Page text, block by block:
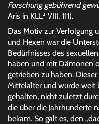
Forschung gebührend
Aris in KLL³ VIII, 111).
Das Motiv zur Verfolgung
und Hexen war die
Bedürfnisses des
haben und mit Dämonen
getrieben zu haben.
Mittelalter und wurde weit
gehalten, nicht zuletzt
die über die Jahrhunderte
bekam. So galt es, den